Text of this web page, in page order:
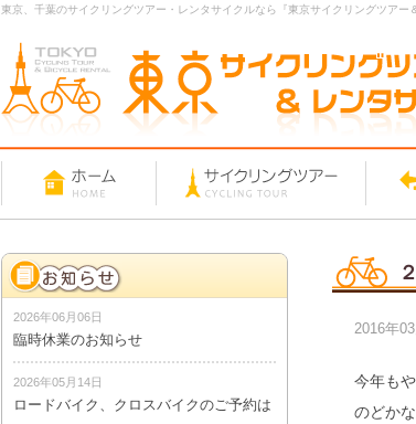
東京、千葉のサイクリングツアー・レンタサイクルなら『東京サイクリングツア
2016年
今年も
のどか
2026年06月06日
臨時休業のお知らせ
2026年05月14日
ロードバイク、クロスバイクのご予約は